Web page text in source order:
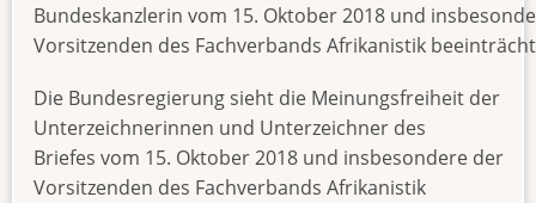
Bundeskanzlerin vom 15. Oktober 2018 und
Vorsitzenden des Fachverbands Afrikanistik
Die Bundesregierung sieht die Meinungsfreiheit der
Unterzeichnerinnen und Unterzeichner des
Briefes vom 15. Oktober 2018 und insbesondere der
Vorsitzenden des Fachverbands Afrikanistik